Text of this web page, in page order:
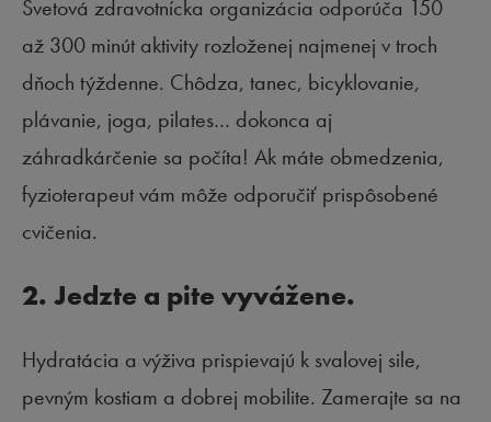
Svetová zdravotnícka organizácia odporúča 150
až 300 minút aktivity rozloženej najmenej v troch
dňoch týždenne. Chôdza, tanec, bicyklovanie,
plávanie, joga, pilates… dokonca aj
záhradkárčenie sa počíta! Ak máte obmedzenia,
fyzioterapeut vám môže odporučiť prispôsobené
cvičenia.
2. Jedzte a pite vyvážene.
Hydratácia a výživa prispievajú k svalovej sile,
pevným kostiam a dobrej mobilite. Zamerajte sa na